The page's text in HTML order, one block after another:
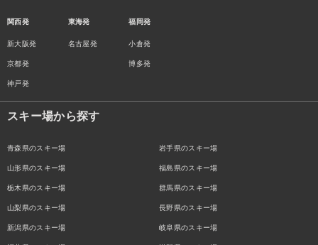
関西発
新大阪発
京都発
神戸発
東海発
名古屋発
福岡発
小倉発
博多発
スキー場から探す
青森県のスキー場 岩手県のスキー場
山形県のスキー場 福島県のスキー場
栃木県のスキー場 群馬県のスキー場
山梨県のスキー場 長野県のスキー場
新潟県のスキー場 岐阜県のスキー場